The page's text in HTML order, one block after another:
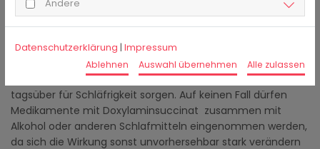
Anwendung kann die geistige Leistungsfähigkeit gedämpft
leidet. Dann ist der Anwender auch nicht mehr
verkehrstüchtig und sollte keine Maschinen bedienen. Das
Mittel kann länger als angegeben wirken und so auch
tagsüber für Schläfrigkeit sorgen. Auf keinen Fall dürfen
Medikamente mit Doxylaminsuccinat zusammen mit
Alkohol oder anderen Schlafmitteln eingenommen werden,
da sich die Wirkung sonst unvorhersehbar stark verändern
Andere
Datenschutzerklärung | Impressum
Ablehnen Auswahl übernehmen Alle zulassen